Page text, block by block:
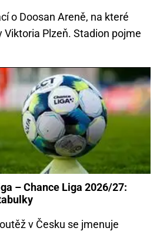
o Doosan Areně, na které
Viktoria Plzeň. Stadion pojme
– Chance Liga 2026/27:
v Česku se jmenuje